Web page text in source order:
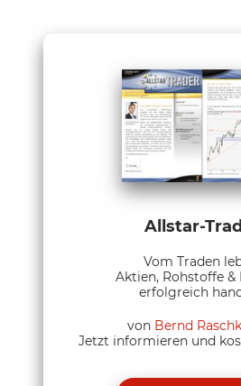
Allstar-
Vom Traden
Aktien, Rohstoffe &
erfolgreich
von Bernd
Jetzt informieren und